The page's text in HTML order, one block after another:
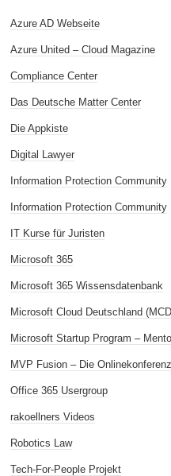
Azure AD Webseite
Azure United – Cloud Magazine
Compliance Center
Das Deutsche Matter Center
Die Appkiste
Digital Lawyer
Information Protection Community
Information Protection Community
IT Kurse für Juristen
Microsoft 365
Microsoft 365 Wissensdatenbank
Microsoft Cloud Deutschland
Microsoft Startup Program –
MVP Fusion – Die Onlinekonferenz
Office 365 Usergroup
rakoellners Videos
Robotics Law
Tech-For-People Projekt